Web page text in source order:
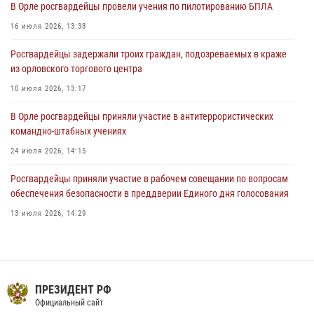
04 августа 2026, 14:06
предоставлении госуслуг
03 августа 2026, 14:30
В Орле росгвардейцы провели учения по пилотированию БПЛА
16 июля 2026, 13:38
Росгвардейцы задержали троих граждан, подозреваемых в краже
из орловского торгового центра
10 июля 2026, 13:17
В Орле росгвардейцы приняли участие в антитеррористических
командно-штабных учениях
24 июля 2026, 14:15
Росгвардейцы приняли участие в рабочем совещании по вопросам
обеспечения безопасности в преддверии Единого дня голосования
13 июля 2026, 14:29
В Орле росгвардейцы за неделю проверили два детских лагеря
ПРЕЗИДЕНТ РФ
Официальный сайт